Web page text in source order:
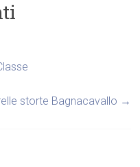
storte Bagnacavallo →